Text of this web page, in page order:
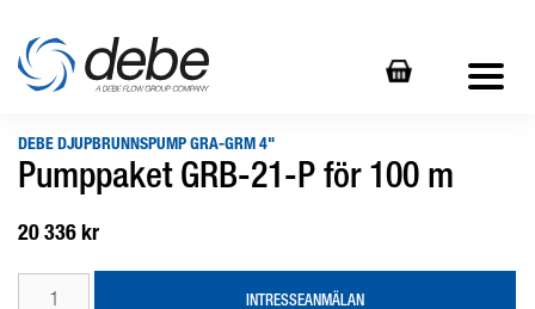
DEBE DJUPBRUNNSPUMP GRA-GRM 4"
Pumppaket GRB-21-P för 100 m
20 336 kr
INTRESSEANMÄLAN